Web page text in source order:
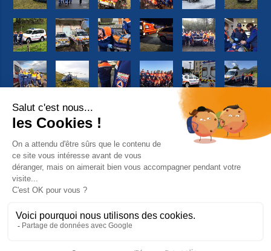
Suivez-nous sur Facebook